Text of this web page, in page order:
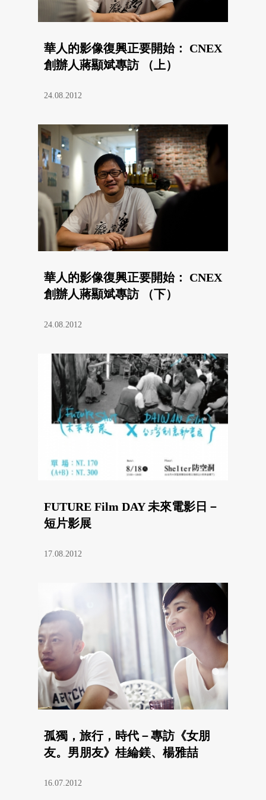
華人的影像復興正要開始： CNEX
創辦人蔣顯斌專訪 （上）
24.08.2012
華人的影像復興正要開始： CNEX
創辦人蔣顯斌專訪 （下）
24.08.2012
FUTURE Film DAY 未來電影日－
短片影展
17.08.2012
孤獨，旅行，時代－專訪《女朋
友。男朋友》桂綸鎂、楊雅喆
16.07.2012